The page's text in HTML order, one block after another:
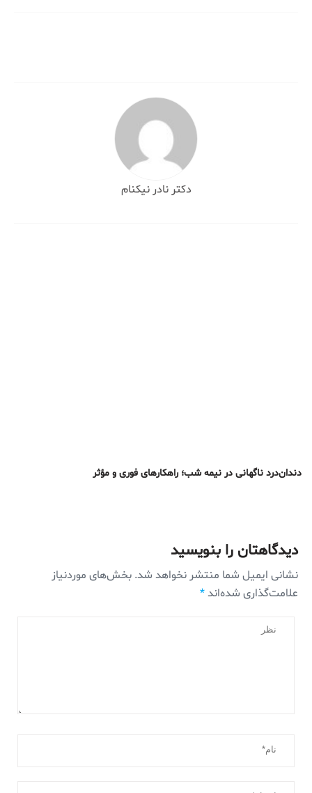
دکتر نادر نیکنام
دندان‌درد ناگهانی در نیمه شب؛ راهکارهای فوری و مؤثر
دیدگاهتان را بنویسید
نشانی ایمیل شما منتشر نخواهد شد. بخش‌های موردنیاز
علامت‌گذاری شده‌اند*